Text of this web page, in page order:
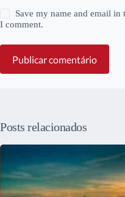
Save my name and email
I comment.
Publicar comentário
Posts relacionados